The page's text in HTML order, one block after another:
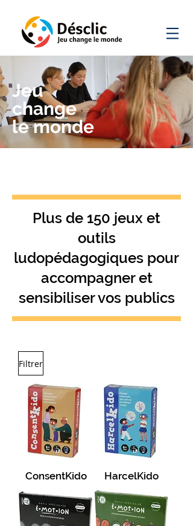
Jeu
change
le monde
Plus de 150 jeux et
outils
ludopédagogiques pour
accompagner et
sensibiliser vos publics
Filtrer
ConsentKido HarcelKido